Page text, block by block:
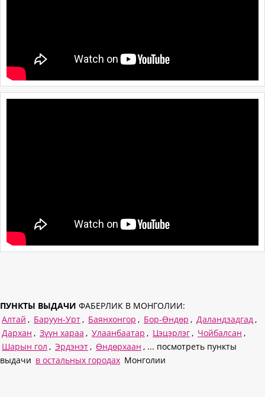
ПУНКТЫ ВЫДАЧИ ФАБЕРЛИК В МОНГОЛИИ:
Алтай , Баруун-Урт , Баянхонгор , Бор-Өндөр , Даландзадгад ,
Дархан , Зүүн хараа , Улаанбаатар , Цэцэрлэг , Чойбалсан ,
Шарын гол , Эрдэнэт , Өндөрхаан , ... посмотреть пункты
выдачи в остальных городах Монголии